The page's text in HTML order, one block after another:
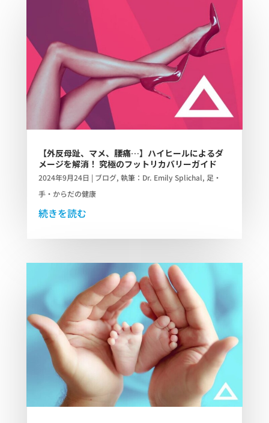
【外反母趾、マメ、腰痛…】ハイヒールによるダ
メージを解消！ 究極のフットリカバリーガイド
2024年9月24日 | ブログ, 執筆：Dr. Emily Splichal, 足・
手・からだの健康
続きを読む